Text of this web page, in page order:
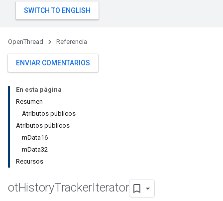
OpenThread Referencia
ENVIAR COMENTARIOS
En esta página
Resumen
Atributos públicos
Atributos públicos
mData16
mData32
Recursos
otHistoryTrackerIterator